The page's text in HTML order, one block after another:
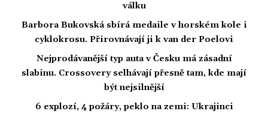
válku
Barbora Bukovská sbírá medaile v horském kole i
cyklokrosu. Přirovnávají ji k van der Poelovi
Nejprodávanější typ auta v Česku má zásadní
slabinu. Crossovery selhávají přesně tam, kde mají
být nejsilnější
6 explozí, 4 požáry, peklo na zemi: Ukrajinci